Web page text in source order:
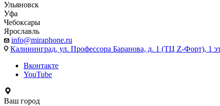
Ульяновск
Уфа
Чебоксары
Ярославль
info@miraphone.ru
Калининград, ул. Профессора Баранова, д. 1 (ТЦ Z-Форт), 1
Вконтакте
YouTube
Ваш город